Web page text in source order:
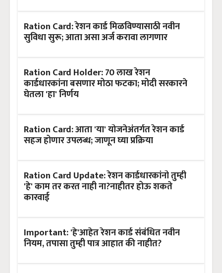
Ration Card: रेशन कार्ड मिळविण्यासाठी नवीन
सुविधा सुरू; आता असा अर्ज करावा लागणार
Ration Card Holder: 70 लाख रेशन
कार्डधारकांना बसणार मोठा फटका; मोदी सरकारने
घेतला 'हा' निर्णय
Ration Card: आता 'या' योजनेअंतर्गत रेशन कार्ड
सहज होणार उपलब्ध; जाणून घ्या प्रक्रिया
Ration Card Update: रेशन कार्डधारकांनो तुम्ही
'हे' काम तर करत नाही ना?नाहीतर होऊ शकते
कारवाई
Important: 'हे'आहेत रेशन कार्ड संबंधित नवीन
नियम, तपासा तुम्ही पात्र आहात की नाहीत?